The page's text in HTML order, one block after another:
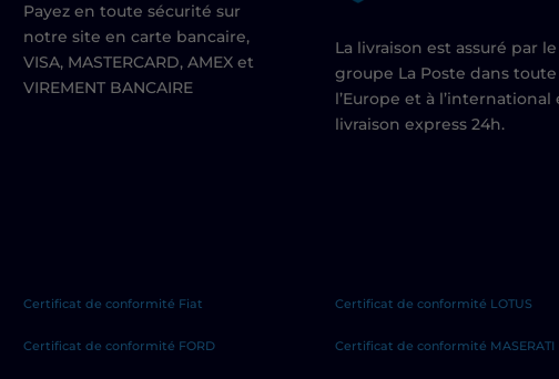
Payez en toute sécurité sur
notre site en carte bancaire,
VISA, MASTERCARD, AMEX et
VIREMENT BANCAIRE
La livraison est assuré par le
groupe La Poste dans toute
l’Europe et à l’international
livraison express 24h.
Certificat de conformité Fiat
Certificat de conformité FORD
Certificat de conformité LOTUS
Certificat de conformité MASERATI